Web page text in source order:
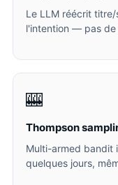
Le LLM réécrit
l'intention — pas de
🎰
Thompson
Multi-armed bandit
quelques jours,